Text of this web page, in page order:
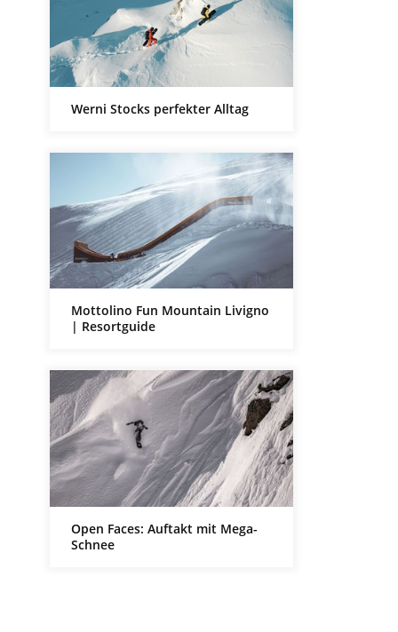
Werni Stocks perfekter Alltag
Mottolino Fun Mountain Livigno
| Resortguide
Open Faces: Auftakt mit Mega-
Schnee